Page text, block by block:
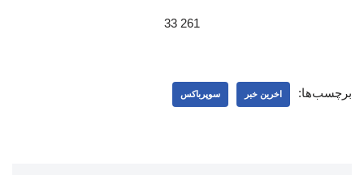
261 33
برچسب‌ها: اخرین خبر سوپرباکس